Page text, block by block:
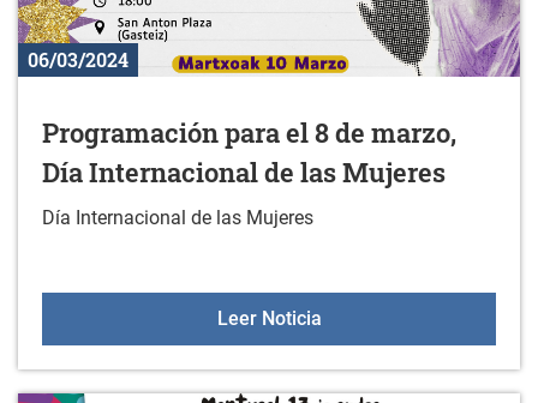
06/03/2024
Programación para el 8 de marzo,
Día Internacional de las Mujeres
Día Internacional de las Mujeres
Leer NoticiaProgramación para el 8